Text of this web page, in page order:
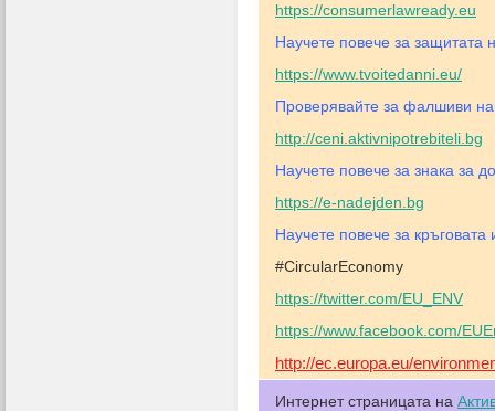
https://consumerlawready.eu
Научете повече за защитата
https://www.tvoitedanni.eu/
Проверявайте за фалшиви
http://ceni.aktivnipotrebiteli.bg
Научете повече за знака за
https://e-nadejden.bg
Научете повече за кръговата
#CircularEconomy
https://twitter.com/EU_ENV
https://www.facebook.com/
http://ec.europa.eu/
Интернет страницата на